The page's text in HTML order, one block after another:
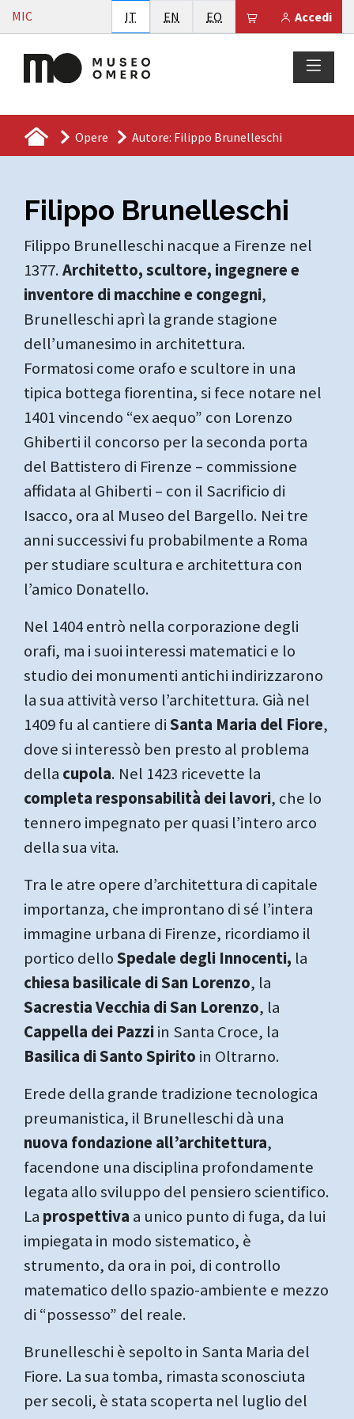
Vai al contenuto
MIC Accedi
Il tuo carrello è
IT Italiano
EN English
EO Esperanto
Opere Autore: Filippo Brunelleschi
Filippo Brunelleschi
Filippo Brunelleschi nacque a Firenze nel
1377.Architetto, scultore, ingegnere e
inventore di macchine e congegni,
Brunelleschi aprì la grande stagione
dell’umanesimo in architettura.
Formatosi come orafo e scultore in una
tipica bottega fiorentina, si fece notare nel
1401 vincendo “ex aequo” con Lorenzo
Ghiberti il concorso per la seconda porta
del Battistero di Firenze – commissione
affidata al Ghiberti – con il Sacrificio di
Isacco, ora al Museo del Bargello. Nei tre
anni successivi fu probabilmente a Roma
per studiare scultura e architettura con
l’amico Donatello.
Nel 1404 entrò nella corporazione degli
orafi, ma i suoi interessi matematici e lo
studio dei monumenti antichi indirizzarono
la sua attività verso l’architettura. Già nel
1409 fu al cantiere diSanta Maria del Fiore,
dove si interessò ben presto al problema
della cupola. Nel 1423 ricevette la
completa responsabilità dei lavori, che lo
tennero impegnato per quasi l’intero arco
della sua vita.
Tra le atre opere d’architettura di capitale
importanza, che improntano di sé l’intera
immagine urbana di Firenze, ricordiamo il
portico delloSpedale degli Innocenti, la
chiesa basilicale di San Lorenzo, la
Sacrestia Vecchia di San Lorenzo, la
Cappella dei Pazziin Santa Croce, la
Basilica di Santo Spirito in Oltrarno.
Erede della grande tradizione tecnologica
preumanistica, il Brunelleschi dà una
nuova fondazione all’architettura,
facendone una disciplina profondamente
legata allo sviluppo del pensiero scientifico.
La prospettiva a unico punto di fuga, da lui
impiegata in modo sistematico, è
strumento, da ora in poi, di controllo
matematico dello spazio-ambiente e mezzo
di “possesso” del reale.
Brunelleschi è sepolto in Santa Maria del
Fiore. La sua tomba, rimasta sconosciuta
per secoli, è stata scoperta nel luglio del